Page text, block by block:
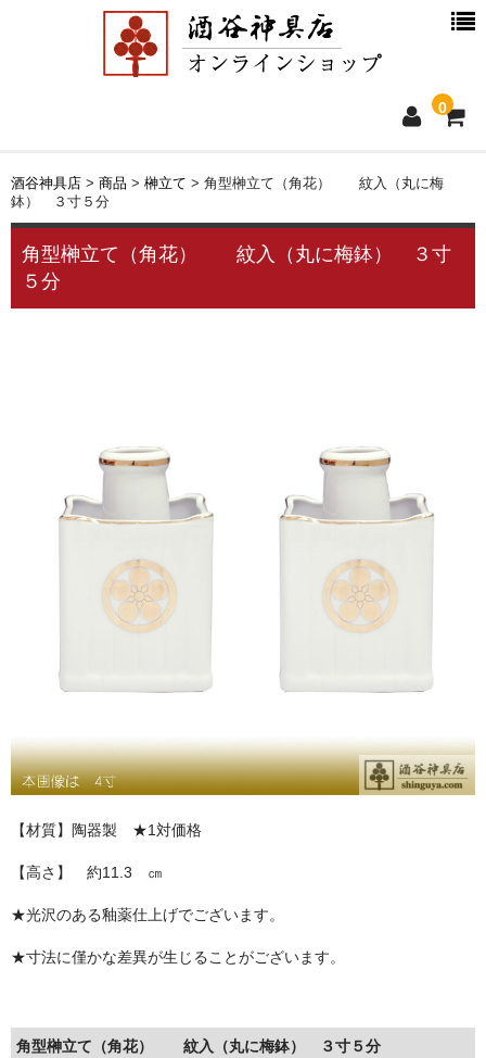
0
ホーム
新着情報
お問い合わせ
酒谷神具店 > 商品 > 榊立て > 角型榊立て（角花） 紋入（丸に梅
鉢） ３寸５分
角型榊立て（角花） 紋入（丸に梅鉢） ３寸
５分
【材質】陶器製 ★1対価格
【高さ】 約11.3 ㎝
★光沢のある釉薬仕上げでございます。
★寸法に僅かな差異が生じることがございます。
角型榊立て（角花） 紋入（丸に梅鉢） ３寸５分